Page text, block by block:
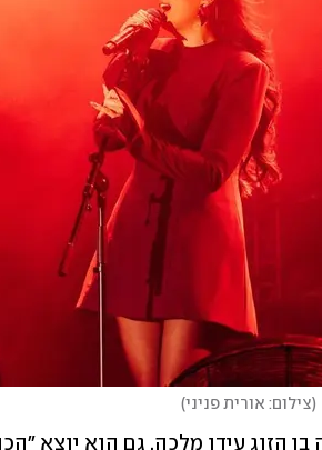
(צילום: אורית פניני)